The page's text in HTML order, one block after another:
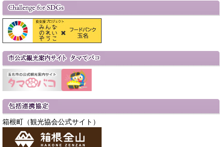
箱根町（観光協会公式サイト）